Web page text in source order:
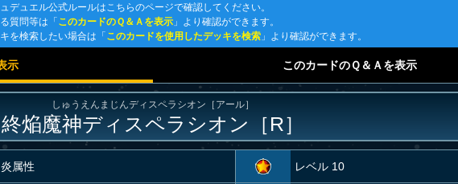
デュエル公式ルールはこちらのページで確認してください。
質問等は「 このカードのＱ＆Ａを表示 」より確認ができます。
を検索したい場合は「 このカードを使用したデッキを検索 」より確認ができます。
示 このカードのＱ＆Ａを表示
しゅうえんまじんディスペラシオン［アール］
終焔魔神ディスペラシオン［R］
炎属性 レベル 10